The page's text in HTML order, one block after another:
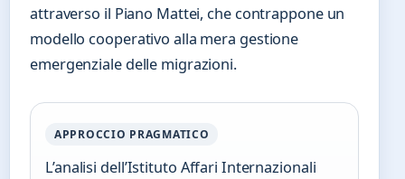
attraverso il Piano Mattei, che contrappone un
modello cooperativo alla mera gestione
emergenziale delle migrazioni.
APPROCCIO PRAGMATICO
L’analisi dell’Istituto Affari Internazionali